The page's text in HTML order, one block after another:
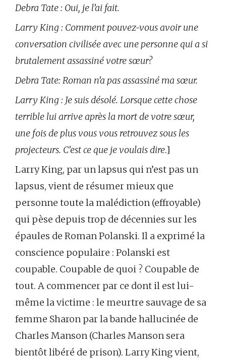
Debra Tate : Oui, je l’ai fait.
Larry King : Comment pouvez-vous avoir une
conversation civilisée avec une personne qui a si
brutalement assassiné votre sœur?
Debra Tate: Roman n’a pas assassiné ma sœur.
Larry King : Je suis désolé. Lorsque cette chose
terrible lui arrive après la mort de votre sœur,
une fois de plus vous vous retrouvez sous les
projecteurs. C’est ce que je voulais dire.]
Larry King, par un lapsus qui n’est pas un
lapsus, vient de résumer mieux que
personne toute la malédiction (effroyable)
qui pèse depuis trop de décennies sur les
épaules de Roman Polanski. Il a exprimé la
conscience populaire : Polanski est
coupable. Coupable de quoi ? Coupable de
tout. A commencer par ce dont il est lui-
même la victime : le meurtre sauvage de sa
femme Sharon par la bande hallucinée de
Charles Manson (Charles Manson sera
bientôt libéré de prison). Larry King vient,